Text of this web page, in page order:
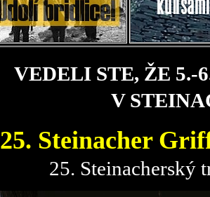
VEDELI STE, ŽE 5.-
V
25. Steinacher
25. Steinacherský